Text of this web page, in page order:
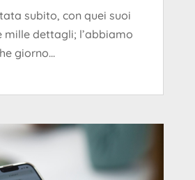
subito, con quei suoi
mille dettagli; l’abbiamo
giorno...